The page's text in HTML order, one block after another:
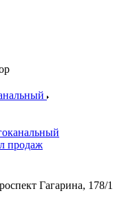
продаж
Гагарина, 178/1